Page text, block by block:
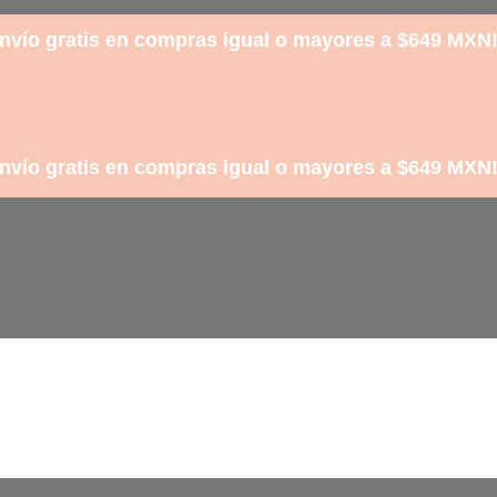
gratis en compras igual o mayores a $649 MXN!
gratis en compras igual o mayores a $649 MXN!